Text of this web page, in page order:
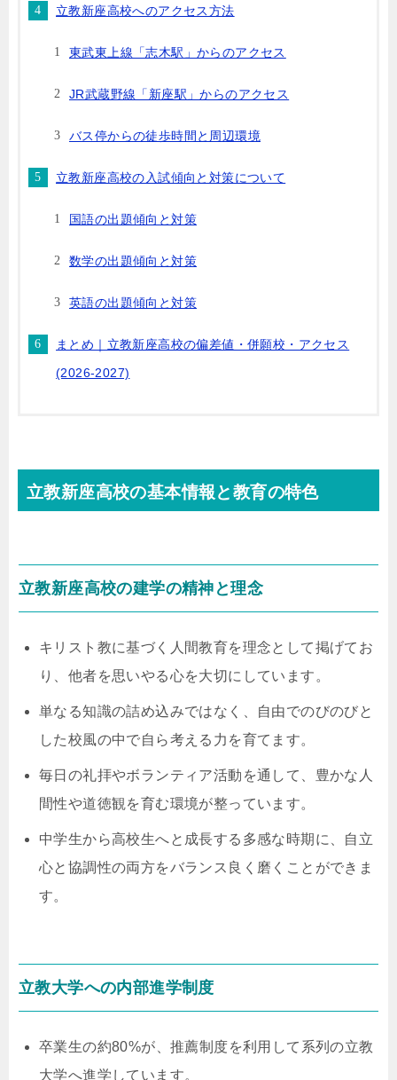
立教新座高校へのアクセス方法
東武東上線「志木駅」からのアクセス
JR武蔵野線「新座駅」からのアクセス
バス停からの徒歩時間と周辺環境
立教新座高校の入試傾向と対策について
国語の出題傾向と対策
数学の出題傾向と対策
英語の出題傾向と対策
まとめ｜立教新座高校の偏差値・併願校・アクセス
(2026-2027)
立教新座高校の基本情報と教育の特色
立教新座高校の建学の精神と理念
キリスト教に基づく人間教育を理念として掲げてお
り、他者を思いやる心を大切にしています。
単なる知識の詰め込みではなく、自由でのびのびと
した校風の中で自ら考える力を育てます。
毎日の礼拝やボランティア活動を通して、豊かな人
間性や道徳観を育む環境が整っています。
中学生から高校生へと成長する多感な時期に、自立
心と協調性の両方をバランス良く磨くことができま
す。
立教大学への内部進学制度
卒業生の約80%が、推薦制度を利用して系列の立教
大学へ進学しています。